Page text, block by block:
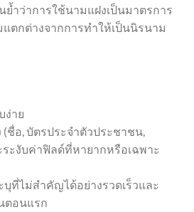
ย้ำว่าการใช้นามแฝงเป็นมาตรการ
ตกต่างจากการทำให้เป็นนิรนาม
ง่าย
(ชื่อ, บัตรประจำตัวประชาชน,
ะงับค่าฟิลด์ที่หายากหรือเฉพาะ
ที่ไม่สำคัญได้อย่างรวดเร็วและ
ตอนแรก